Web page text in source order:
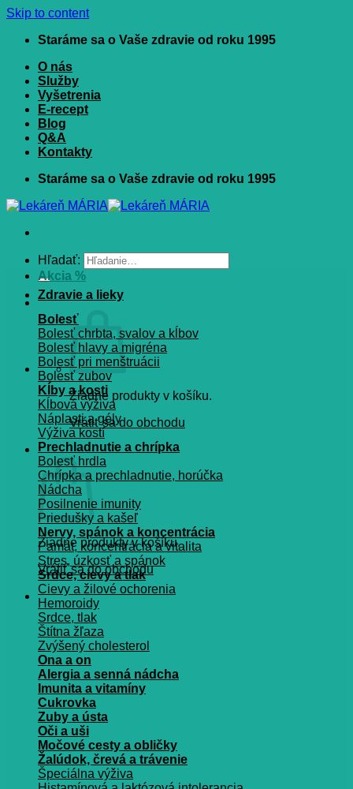
Skip to content
Staráme sa o Vaše zdravie od roku 1995
O nás
Služby
Vyšetrenia
E-recept
Blog
Q&A
Kontakty
Staráme sa o Vaše zdravie od roku 1995
Hľadať:
Žiadne produkty v košíku.
Vrátiť sa do obchodu
Košík
Žiadne produkty v košíku.
Vrátiť sa do obchodu
Akcia %
Zdravie a lieky
Bolesť
Bolesť chrbta, svalov a kĺbov
Bolesť hlavy a migréna
Bolesť pri menštruácii
Bolesť zubov
Kĺby a kosti
Kĺbová výživa
Náplasti a gély
Výživa kostí
Prechladnutie a chrípka
Bolesť hrdla
Chrípka a prechladnutie, horúčka
Nádcha
Posilnenie imunity
Priedušky a kašeľ
Nervy, spánok a koncentrácia
Pamät, koncentrácia a vitalita
Stres, úzkosť a spánok
Srdce, cievy a tlak
Cievy a žilové ochorenia
Hemoroidy
Srdce, tlak
Štítna žľaza
Zvýšený cholesterol
Ona a on
Alergia a senná nádcha
Imunita a vitamíny
Cukrovka
Zuby a ústa
Oči a uši
Močové cesty a obličky
Žalúdok, črevá a trávenie
Špeciálna výživa